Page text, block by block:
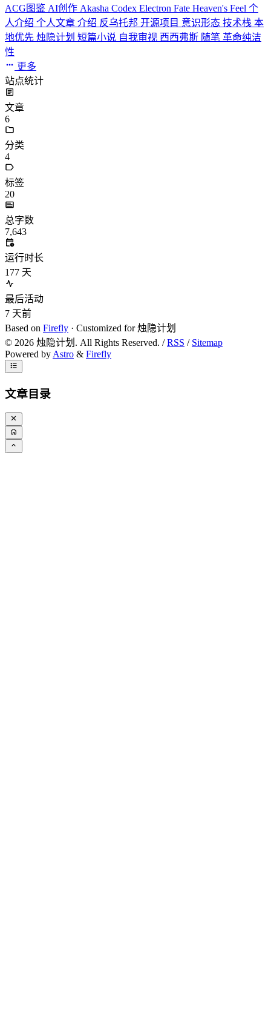
ACG图鉴 AI创作 Akasha Codex Electron Fate Heaven's Feel 个
人介绍 个人文章 介绍 反乌托邦 开源项目 意识形态 技术栈 本
地优先 烛隐计划 短篇小说 自我审视 西西弗斯 随笔 革命纯洁
性
更多
站点统计
文章
6
分类
4
标签
20
总字数
7,643
运行时长
177 天
最后活动
7 天前
Based on Firefly · Customized for 烛隐计划
© 2026 烛隐计划. All Rights Reserved. /RSS / Sitemap
Powered by Astro & Firefly
文章目录